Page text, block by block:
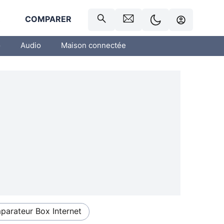
COMPARER
Audio Maison connectée
Box Internet